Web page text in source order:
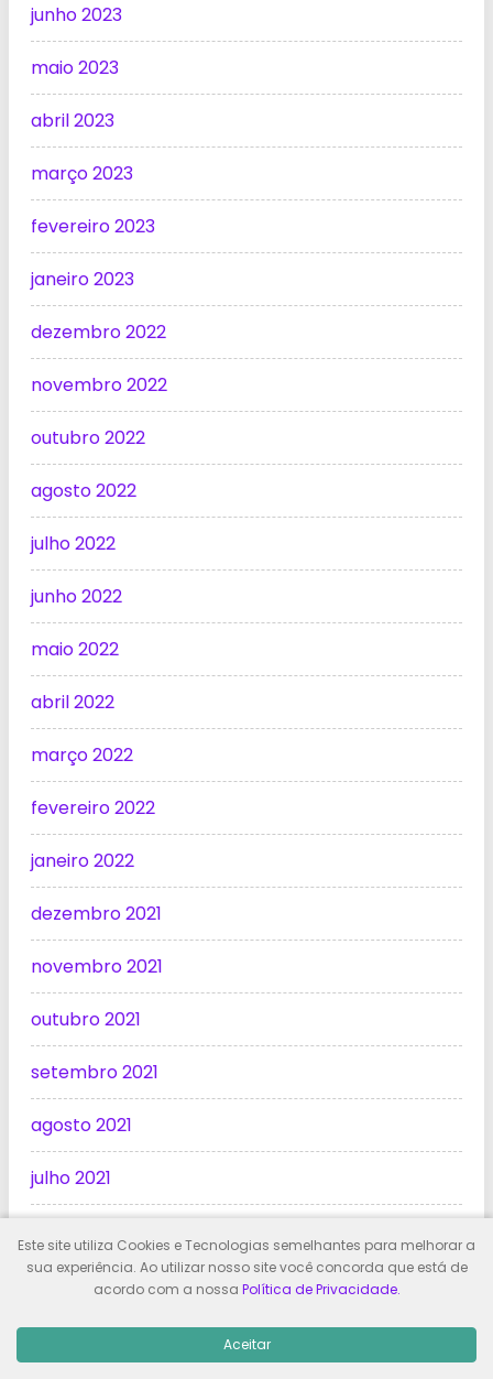
junho 2023
maio 2023
abril 2023
março 2023
fevereiro 2023
janeiro 2023
dezembro 2022
novembro 2022
outubro 2022
agosto 2022
julho 2022
junho 2022
maio 2022
abril 2022
março 2022
fevereiro 2022
janeiro 2022
dezembro 2021
novembro 2021
outubro 2021
setembro 2021
agosto 2021
julho 2021
maio 2021
Este site utiliza Cookies e Tecnologias semelhantes para melhorar a
sua experiência. Ao utilizar nosso site você concorda que está de
acordo com a nossa Política de Privacidade.
Aceitar